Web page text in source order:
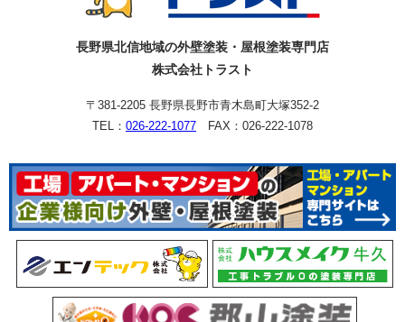
長野県北信地域の外壁塗装・屋根塗装専門店
株式会社トラスト
〒381-2205 長野県長野市青木島町大塚352-2
TEL： 026-222-1077 FAX：026-222-1078